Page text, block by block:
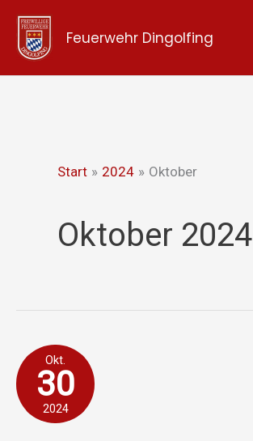
Zum
Inhalt
springen
Feuerwehr Dingolfing
Start 2024 Oktober
Oktober 2024
Okt.
30
2024
Rauchentwicklung
aus
Produktionsanlage